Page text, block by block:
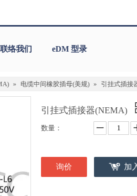
联络我们 eDM 型录
» 电缆中间橡胶插母(美规) » 引挂式插接
引挂式插接器(NEMA)
数量：
询价 加